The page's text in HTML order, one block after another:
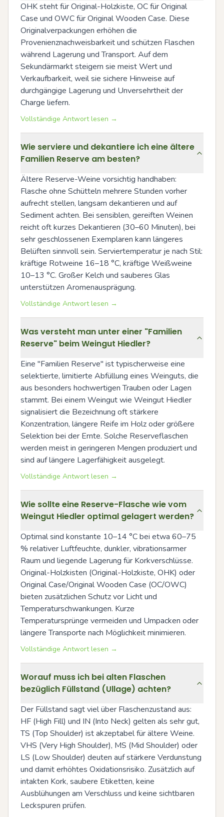
OHK steht für Original-Holzkiste, OC für Original
Case und OWC für Original Wooden Case. Diese
Originalverpackungen erhöhen die
Provenienznachweisbarkeit und schützen Flaschen
während Lagerung und Transport. Auf dem
Sekundärmarkt steigern sie meist Wert und
Verkaufbarkeit, weil sie sichere Hinweise auf
durchgängige Lagerung und Unversehrtheit der
Charge liefern.
Vollständige Antwort lesen →
Wie serviere und dekantiere ich eine ältere
Familien Reserve am besten?
Ältere Reserve-Weine vorsichtig handhaben:
Flasche ohne Schütteln mehrere Stunden vorher
aufrecht stellen, langsam dekantieren und auf
Sediment achten. Bei sensiblen, gereiften Weinen
reicht oft kurzes Dekantieren (30–60 Minuten), bei
sehr geschlossenen Exemplaren kann längeres
Belüften sinnvoll sein. Serviertemperatur je nach Stil:
kräftige Rotweine 16–18 °C, kräftige Weißweine
10–13 °C. Großer Kelch und sauberes Glas
unterstützen Aromenausprägung.
Vollständige Antwort lesen →
Was versteht man unter einer "Familien
Reserve" beim Weingut Hiedler?
Eine "Familien Reserve" ist typischerweise eine
selektierte, limitierte Abfüllung eines Weinguts, die
aus besonders hochwertigen Trauben oder Lagen
stammt. Bei einem Weingut wie Weingut Hiedler
signalisiert die Bezeichnung oft stärkere
Konzentration, längere Reife im Holz oder größere
Selektion bei der Ernte. Solche Reserveflaschen
werden meist in geringeren Mengen produziert und
sind auf längere Lagerfähigkeit ausgelegt.
Vollständige Antwort lesen →
Wie sollte eine Reserve-Flasche wie vom
Weingut Hiedler optimal gelagert werden?
Optimal sind konstante 10–14 °C bei etwa 60–75
% relativer Luftfeuchte, dunkler, vibrationsarmer
Raum und liegende Lagerung für Korkverschlüsse.
Original-Holzkisten (Original-Holzkiste, OHK) oder
Original Case/Original Wooden Case (OC/OWC)
bieten zusätzlichen Schutz vor Licht und
Temperaturschwankungen. Kurze
Temperatursprünge vermeiden und Umpacken oder
längere Transporte nach Möglichkeit minimieren.
Vollständige Antwort lesen →
Worauf muss ich bei alten Flaschen
bezüglich Füllstand (Ullage) achten?
Der Füllstand sagt viel über Flaschenzustand aus:
HF (High Fill) und IN (Into Neck) gelten als sehr gut,
TS (Top Shoulder) ist akzeptabel für ältere Weine.
VHS (Very High Shoulder), MS (Mid Shoulder) oder
LS (Low Shoulder) deuten auf stärkere Verdunstung
und damit erhöhtes Oxidationsrisiko. Zusätzlich auf
intakten Kork, saubere Etiketten, keine
Ausblühungen am Verschluss und keine sichtbaren
Leckspuren prüfen.